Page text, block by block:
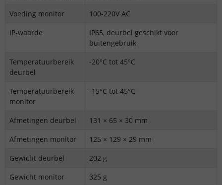
Voeding monitor
100-220V AC
IP-waarde
IP65, deurbel geschikt voor
buitengebruik
Temperatuurbereik
deurbel
-20°C tot 45°C
Temperatuurbereik
monitor
-15°C tot 45°C
Afmetingen deurbel
131 × 65 × 30 mm
Afmetingen monitor
125 × 129 × 29 mm
Gewicht deurbel
202 g
Gewicht monitor
325 g